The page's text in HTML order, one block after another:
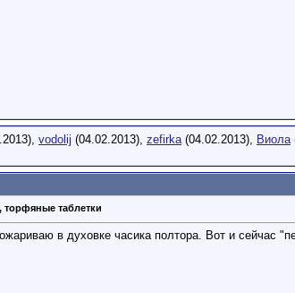
vodolij (04.02.2013), zefirka(04.02.2013), Виола
торфяные таблетки
в духовке часика полтора. Вот и сейчас